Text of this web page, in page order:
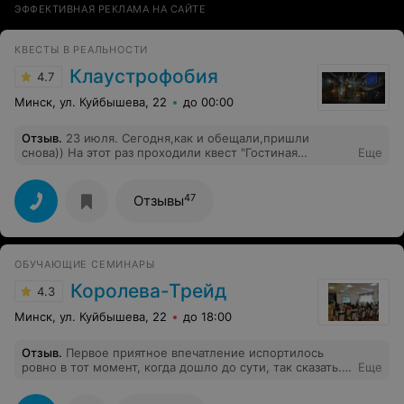
ЭФФЕКТИВНАЯ РЕКЛАМА НА САЙТЕ
КВЕСТЫ В РЕАЛЬНОСТИ
4.7 Клаустрофобия
Минск, ул. Куйбышева, 22 до 00:00
Отзыв. 23 июля. Сегодня,как и обещали,пришли
снова)) На этот раз проходили квест "Гостиная
задания,антураж,атмосфера. и ,без сомнения,Игорь!!!
Время пролетело незаметно. Отличное настроения и
потрясающие эмоции!! Спасибо огромное от всей
нашей пятерки)))) Настоятельно рекомендуем
всем,кто не был: приходите,не пожалеете!!! :))
Еще
Отзывы47
ОБУЧАЮЩИЕ СЕМИНАРЫ
4.3 Королева-Трейд
Минск, ул. Куйбышева, 22 до 18:00
Отзыв. Первое приятное впечатление испортилось
ровно в тот момент, когда дошло до сути, так сказать.
непрофессиональный подход сотрудника, с которым
Еще